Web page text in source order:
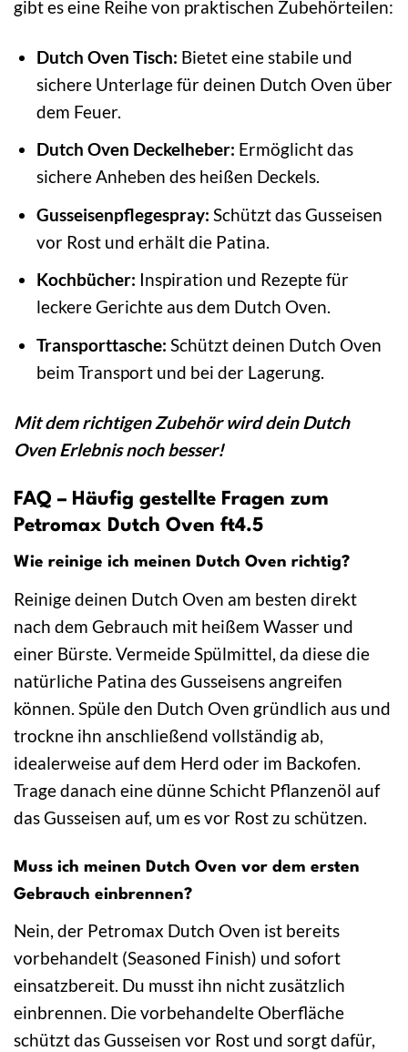
gibt es eine Reihe von praktischen Zubehörteilen:
Dutch Oven Tisch: Bietet eine stabile und
sichere Unterlage für deinen Dutch Oven über
dem Feuer.
Dutch Oven Deckelheber: Ermöglicht das
sichere Anheben des heißen Deckels.
Gusseisenpflegespray: Schützt das Gusseisen
vor Rost und erhält die Patina.
Kochbücher: Inspiration und Rezepte für
leckere Gerichte aus dem Dutch Oven.
Transporttasche: Schützt deinen Dutch Oven
beim Transport und bei der Lagerung.
Mit dem richtigen Zubehör wird dein Dutch
Oven Erlebnis noch besser!
FAQ – Häufig gestellte Fragen zum
Petromax Dutch Oven ft4.5
Wie reinige ich meinen Dutch Oven richtig?
Reinige deinen Dutch Oven am besten direkt
nach dem Gebrauch mit heißem Wasser und
einer Bürste. Vermeide Spülmittel, da diese die
natürliche Patina des Gusseisens angreifen
können. Spüle den Dutch Oven gründlich aus und
trockne ihn anschließend vollständig ab,
idealerweise auf dem Herd oder im Backofen.
Trage danach eine dünne Schicht Pflanzenöl auf
das Gusseisen auf, um es vor Rost zu schützen.
Muss ich meinen Dutch Oven vor dem ersten
Gebrauch einbrennen?
Nein, der Petromax Dutch Oven ist bereits
vorbehandelt (Seasoned Finish) und sofort
einsatzbereit. Du musst ihn nicht zusätzlich
einbrennen. Die vorbehandelte Oberfläche
schützt das Gusseisen vor Rost und sorgt dafür,